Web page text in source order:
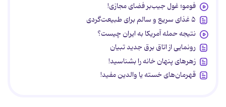
فومو؛ غول جیب‌بر فضای مجازی!
۵ غذای سریع و سالم برای طبیعت‌گردی
نتیجه حمله آمریکا به ایران چیست؟
رونمایی از اتاق برق جدید تبیان
زهرهای پنهان خانه را بشناسید!
قهرمان‌های خسته یا والدین مفید!